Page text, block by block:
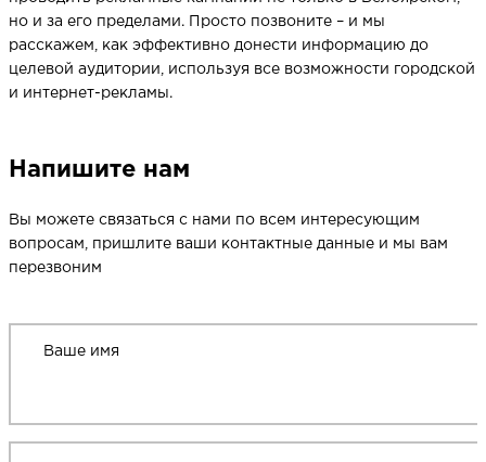
но и за его пределами. Просто позвоните – и мы
расскажем, как эффективно донести информацию до
целевой аудитории, используя все возможности городской
и интернет-рекламы.
Напишите нам
Вы можете связаться с нами по всем интересующим
вопросам, пришлите ваши контактные данные и мы вам
перезвоним
Ваше имя